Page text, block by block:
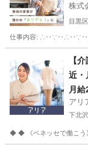
株式
目黒区
仕事内容: ∴‥∵‥∴‥∵‥ス
ホ
【
近・
社
月
アリ
下北
◆ ◆ 《ベネッセで働こう